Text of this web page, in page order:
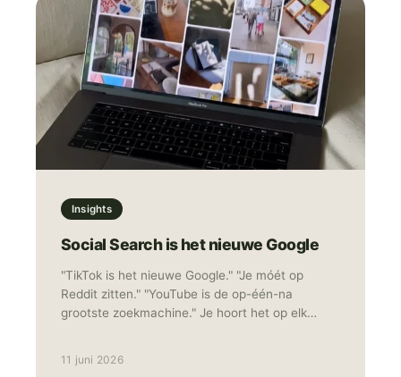
winkelen en social media samenkomen in één
omgeving, is daarmee geen toekomstmuziek
meer, maar gewoon realiteit. In deze blog
leggen we uit hoe TikTok Shop werkt, wat de
kansen zijn voor Nederlandse merken en hoe je
als merk of marketeer snel kunt instappen.
Insights
Social Search is het nieuwe Google
"TikTok is het nieuwe Google." "Je móét op
Reddit zitten." "YouTube is de op-één-na
grootste zoekmachine." Je hoort het op elk
aanwezig zijn met middelmatige content die
11 juni 2026